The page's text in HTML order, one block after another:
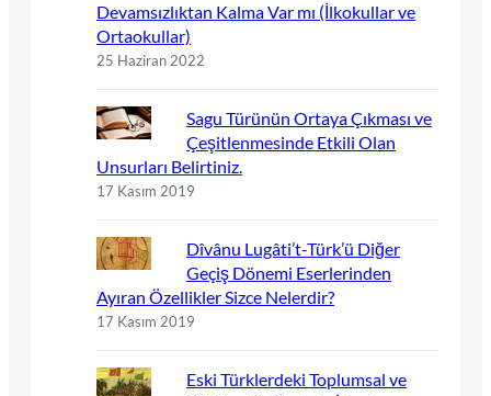
Devamsızlıktan Kalma Var mı (İlkokullar ve
Ortaokullar)
25 Haziran 2022
Sagu Türünün Ortaya Çıkması ve
Çeşitlenmesinde Etkili Olan
Unsurları Belirtiniz.
17 Kasım 2019
Dîvânu Lugâti’t-Türk’ü Diğer
Geçiş Dönemi Eserlerinden
Ayıran Özellikler Sizce Nelerdir?
17 Kasım 2019
Eski Türklerdeki Toplumsal ve